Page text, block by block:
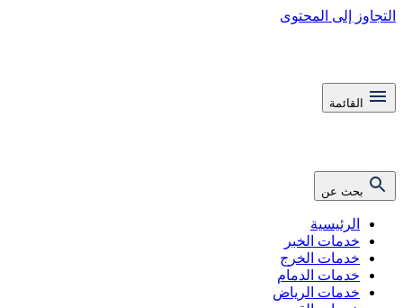
التجاوز إلى المحتوى
القائمة
بحث عن
الرئيسية
خدمات الخبر
خدمات الخرج
خدمات الدمام
خدمات الرياض